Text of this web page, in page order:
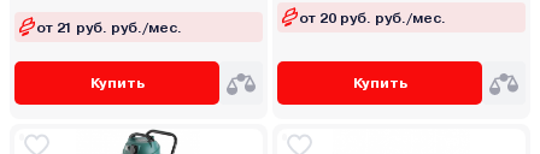
от 21 руб. руб./мес.
Купить
от 20 руб. руб./мес.
Купить